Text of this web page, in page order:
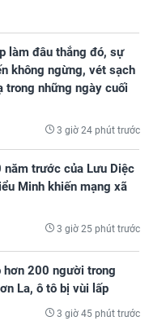
làm đâu thắng đó, sự
không ngừng, vét sạch
trong những ngày cuối
3 giờ 24 phút trước
năm trước của Lưu Diệc
Minh khiến mạng xã
3 giờ 25 phút trước
hơn 200 người trong
La, ô tô bị vùi lấp
3 giờ 45 phút trước